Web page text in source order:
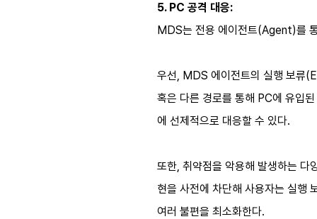
5. PC 공격 대응:
MDS는 전용 에이전트(Agent)를
우선, MDS 에이전트의 실행 보류
혹은 다른 경로를 통해 PC에 유입
에 선제적으로 대응할 수 있다.
또한, 취약점을 악용해 발생하는 다
현을 사전에 차단해 사용자는 실행
여러 불편을 최소화한다.